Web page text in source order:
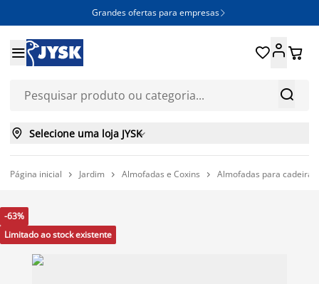
Grandes ofertas para empresas 


 
 Selecione uma loja JYSK
Página inicial  Jardim  Almofadas e Coxins  Almofadas para
-63%
Limitado ao stock existente